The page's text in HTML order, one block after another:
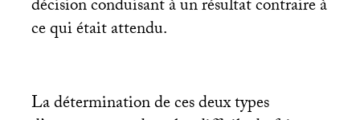
décision conduisant à un résultat contraire à
ce qui était attendu.
La détermination de ces deux types